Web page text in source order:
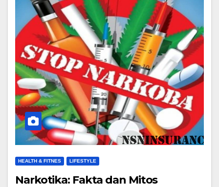
HEALTH & FITNES LIFESTYLE
Narkotika: Fakta dan Mitos